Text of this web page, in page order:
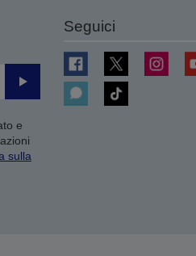
Invia
e
sulla
Seguici